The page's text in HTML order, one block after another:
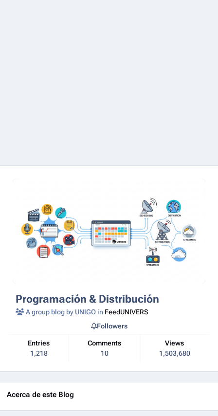
Programación & Distribución
A group blog by UNIGO in FeedUNIVERS
Entries
1,218
Comments
10
Views
1,503,680
Followers
Acerca de este Blog